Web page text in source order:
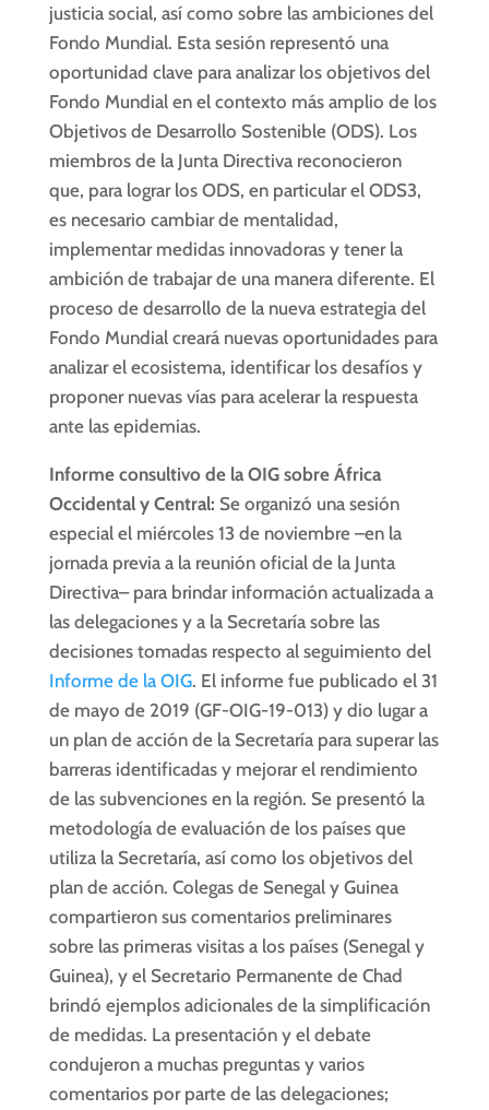
justicia social, así como sobre las ambiciones del
Fondo Mundial. Esta sesión representó una
oportunidad clave para analizar los objetivos del
Fondo Mundial en el contexto más amplio de los
Objetivos de Desarrollo Sostenible (ODS). Los
miembros de la Junta Directiva reconocieron
que, para lograr los ODS, en particular el ODS3,
es necesario cambiar de mentalidad,
implementar medidas innovadoras y tener la
ambición de trabajar de una manera diferente. El
proceso de desarrollo de la nueva estrategia del
Fondo Mundial creará nuevas oportunidades para
analizar el ecosistema, identificar los desafíos y
proponer nuevas vías para acelerar la respuesta
ante las epidemias.
Informe consultivo de la OIG sobre África
Occidental y Central: Se organizó una sesión
especial el miércoles 13 de noviembre –en la
jornada previa a la reunión oficial de la Junta
Directiva– para brindar información actualizada a
las delegaciones y a la Secretaría sobre las
decisiones tomadas respecto al seguimiento del
Informe de la OIG. El informe fue publicado el 31
de mayo de 2019 (GF-OIG-19-013) y dio lugar a
un plan de acción de la Secretaría para superar las
barreras identificadas y mejorar el rendimiento
de las subvenciones en la región. Se presentó la
metodología de evaluación de los países que
utiliza la Secretaría, así como los objetivos del
plan de acción. Colegas de Senegal y Guinea
compartieron sus comentarios preliminares
sobre las primeras visitas a los países (Senegal y
Guinea), y el Secretario Permanente de Chad
brindó ejemplos adicionales de la simplificación
de medidas. La presentación y el debate
condujeron a muchas preguntas y varios
comentarios por parte de las delegaciones;